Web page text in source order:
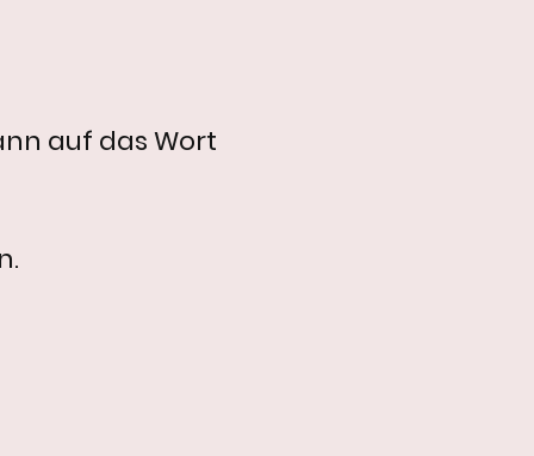
auf das Wort